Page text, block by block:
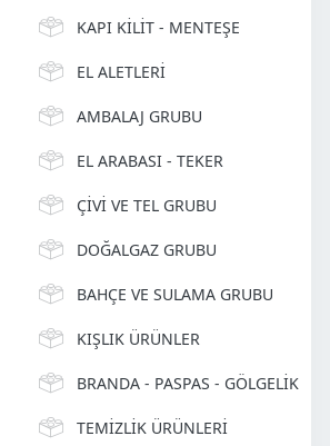
KAPI KİLİT - MENTEŞE
EL ALETLERİ
AMBALAJ GRUBU
EL ARABASI - TEKER
ÇİVİ VE TEL GRUBU
DOĞALGAZ GRUBU
BAHÇE VE SULAMA GRUBU
KIŞLIK ÜRÜNLER
BRANDA - PASPAS - GÖLGELİK
TEMİZLİK ÜRÜNLERİ